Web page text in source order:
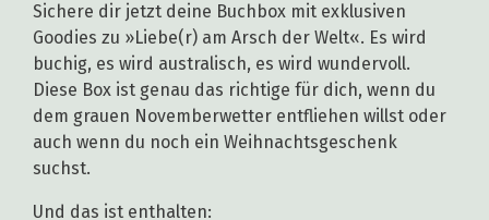
Sichere dir jetzt deine Buchbox mit exklusiven
Goodies zu »Liebe(r) am Arsch der Welt«. Es wird
buchig, es wird australisch, es wird wundervoll.
Diese Box ist genau das richtige für dich, wenn du
dem grauen Novemberwetter entfliehen willst oder
auch wenn du noch ein Weihnachtsgeschenk
suchst.
Und das ist enthalten: